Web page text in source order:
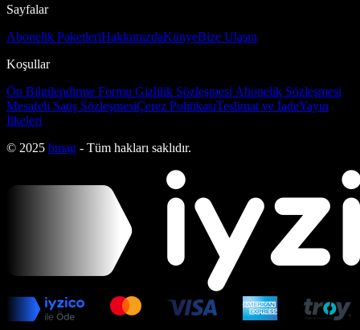
Sayfalar
Abonelik PaketleriHakkımızdaKünyeBize Ulaşın
Koşullar
Ön Bilgilendirme Formu Gizlilik Sözleşmesi Abonelik Sözleşmesi
Mesafeli Satış SözleşmesiÇerez PolitikasıTeslimat ve İadeYayın
İlkeleri
© 2025 bmag - Tüm hakları saklıdır.